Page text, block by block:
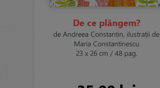
De ce plângem?
de Andreea Constantin, ilustrații de
Maria Constantinescu
23 x 26 cm / 48 pag.